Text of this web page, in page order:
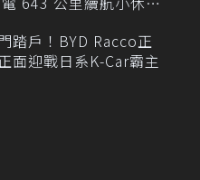
踏戶！BYD Racco正
迎戰日系K-Car霸主